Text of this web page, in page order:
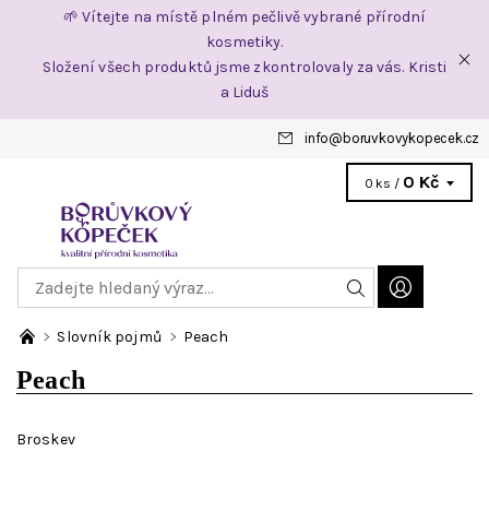
🌱 Vítejte na místě plném pečlivě vybrané přírodní
kosmetiky.
Složení všech produktů jsme zkontrolovaly za vás. Kristi
a Liduš
info@ boruvkovykopecek.cz
0 ks / 0 Kč
Slovník pojmů Peach
Peach
Broskev